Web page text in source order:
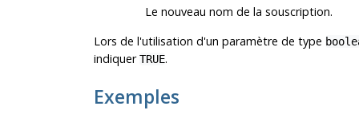
Le nouveau nom de la souscription.
Lors de l'utilisation d'un paramètre de type
indiquerTRUE.
Exemples